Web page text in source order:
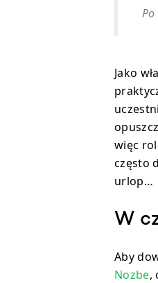
Jako
więc
często
urlop…
W
Aby
Nozbe,